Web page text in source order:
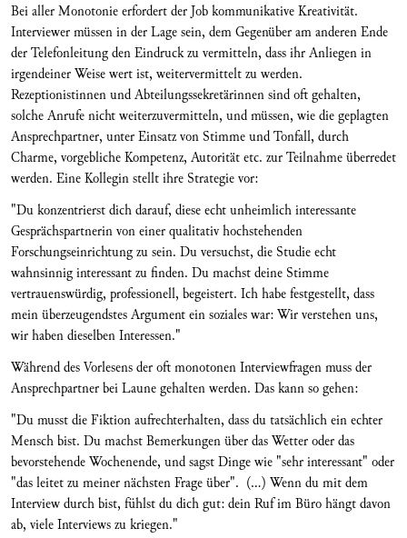
Bei aller Monotonie erfordert der Job kommunikative Kreativität.
Interviewer müssen in der Lage sein, dem Gegenüber am anderen Ende
der Telefonleitung den Eindruck zu vermitteln, dass ihr Anliegen in
irgendeiner Weise wert ist, weitervermittelt zu werden.
Rezeptionistinnen und Abteilungssekretärinnen sind oft gehalten,
solche Anrufe nicht weiterzuvermitteln, und müssen, wie die geplagten
Ansprechpartner, unter Einsatz von Stimme und Tonfall, durch
Charme, vorgebliche Kompetenz, Autorität etc. zur Teilnahme überredet
werden. Eine Kollegin stellt ihre Strategie vor:
"Du konzentrierst dich darauf, diese echt unheimlich interessante
Gesprächspartnerin von einer qualitativ hochstehenden
Forschungseinrichtung zu sein. Du versuchst, die Studie echt
wahnsinnig interessant zu finden. Du machst deine Stimme
vertrauenswürdig, professionell, begeistert. Ich habe festgestellt, dass
mein überzeugendstes Argument ein soziales war: Wir verstehen uns,
wir haben dieselben Interessen."
Während des Vorlesens der oft monotonen Interviewfragen muss der
Ansprechpartner bei Laune gehalten werden. Das kann so gehen:
"Du musst die Fiktion aufrechterhalten, dass du tatsächlich ein echter
Mensch bist. Du machst Bemerkungen über das Wetter oder das
bevorstehende Wochenende, und sagst Dinge wie "sehr interessant" oder
"das leitet zu meiner nächsten Frage über". (...) Wenn du mit dem
Interview durch bist, fühlst du dich gut: dein Ruf im Büro hängt davon
ab, viele Interviews zu kriegen."